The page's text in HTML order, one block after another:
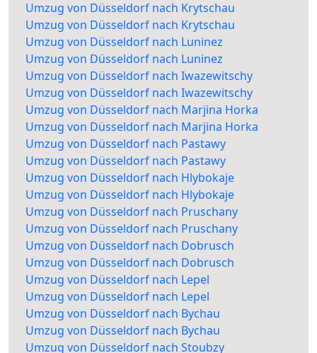
Umzug von Düsseldorf nach Krytschau
Umzug von Düsseldorf nach Krytschau
Umzug von Düsseldorf nach Luninez
Umzug von Düsseldorf nach Luninez
Umzug von Düsseldorf nach Iwazewitschy
Umzug von Düsseldorf nach Iwazewitschy
Umzug von Düsseldorf nach Marjina Horka
Umzug von Düsseldorf nach Marjina Horka
Umzug von Düsseldorf nach Pastawy
Umzug von Düsseldorf nach Pastawy
Umzug von Düsseldorf nach Hlybokaje
Umzug von Düsseldorf nach Hlybokaje
Umzug von Düsseldorf nach Pruschany
Umzug von Düsseldorf nach Pruschany
Umzug von Düsseldorf nach Dobrusch
Umzug von Düsseldorf nach Dobrusch
Umzug von Düsseldorf nach Lepel
Umzug von Düsseldorf nach Lepel
Umzug von Düsseldorf nach Bychau
Umzug von Düsseldorf nach Bychau
Umzug von Düsseldorf nach Stoubzy